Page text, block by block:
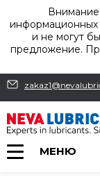
информационных
и не могут
предложение.
МЕНЮ